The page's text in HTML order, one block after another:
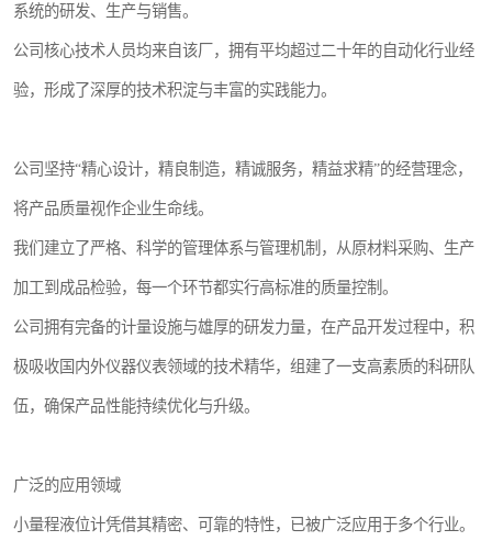
系统的研发、生产与销售。
公司核心技术人员均来自该厂，拥有平均超过二十年的自动化行业经
验，形成了深厚的技术积淀与丰富的实践能力。
公司坚持“精心设计，精良制造，精诚服务，精益求精”的经营理念，
将产品质量视作企业生命线。
我们建立了严格、科学的管理体系与管理机制，从原材料采购、生产
加工到成品检验，每一个环节都实行高标准的质量控制。
公司拥有完备的计量设施与雄厚的研发力量，在产品开发过程中，积
极吸收国内外仪器仪表领域的技术精华，组建了一支高素质的科研队
伍，确保产品性能持续优化与升级。
广泛的应用领域
小量程液位计凭借其精密、可靠的特性，已被广泛应用于多个行业。